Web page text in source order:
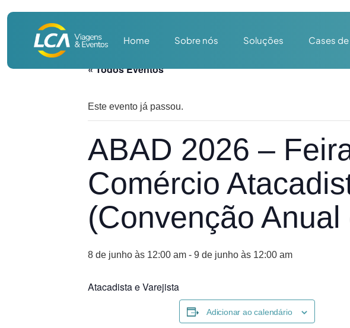
Home Sobre nós Soluções Cases
« Todos Eventos
Este evento já passou.
ABAD 2026 –
Comércio
(Convenção
8 de junho às 12:00 am - 9 de junho às 12:00 am
Atacadista e Varejista
Adicionar ao calendário